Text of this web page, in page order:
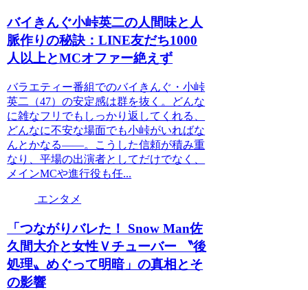
バイきんぐ小峠英二の人間味と人
脈作りの秘訣：LINE友だち1000
人以上とMCオファー絶えず
バラエティー番組でのバイきんぐ・小峠
英二（47）の安定感は群を抜く。どんな
に雑なフリでもしっかり返してくれる、
どんなに不安な場面でも小峠がいればな
んとかなる――。こうした信頼が積み重
なり、平場の出演者としてだけでなく、
メインMCや進行役も任...
エンタメ
「つながりバレた！ Snow Man佐
久間大介と女性Ｖチューバー 〝後
処理〟めぐって明暗」の真相とそ
の影響